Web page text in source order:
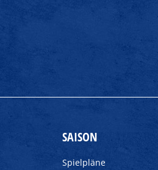
SAISON
Spielpläne